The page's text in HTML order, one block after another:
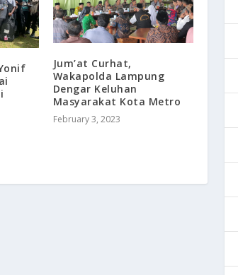
Jum’at Curhat,
Wakapolda Lampung
Dengar Keluhan
Masyarakat Kota Metro
February 3, 2023